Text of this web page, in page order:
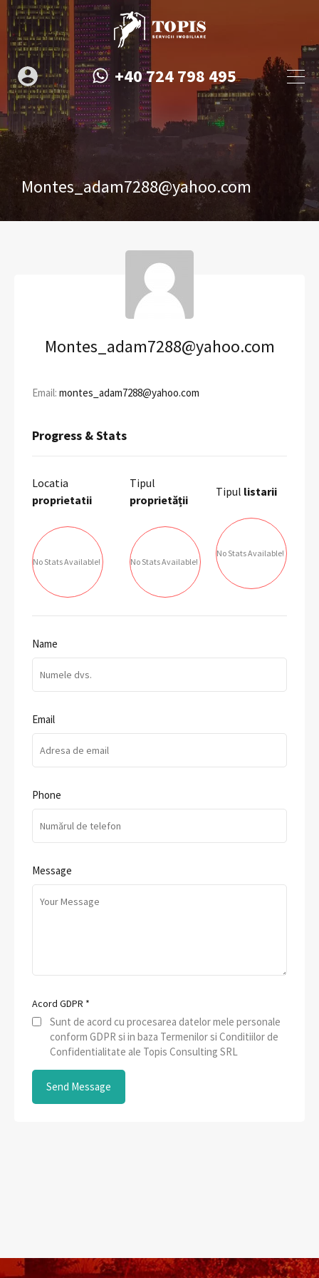
+40 724 798 495
Montes_adam7288@yahoo.com
Montes_adam7288@yahoo.com
Email: montes_adam7288@yahoo.com
Progress & Stats
Locatia
proprietatii
No Stats Available!
Tipul
proprietății
No Stats Available!
Tipul listarii
No Stats Available!
Name
Email
Phone
Message
Acord GDPR *
Sunt de acord cu procesarea datelor mele personale
conform GDPR si in baza Termenilor si Conditiilor de
Confidentialitate ale Topis Consulting SRL